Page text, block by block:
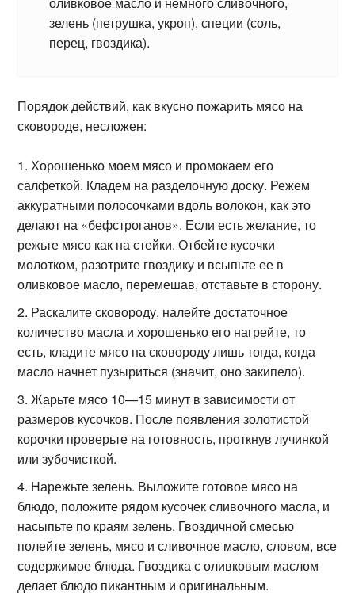
зелень (петрушка, укроп), специи (соль,
перец, гвоздика).
Порядок действий, как вкусно пожарить мясо на
сковороде, несложен:
Хорошенько моем мясо и промокаем его
салфеткой. Кладем на разделочную доску. Режем
аккуратными полосочками вдоль волокон, как это
делают на «бефстроганов». Если есть желание, то
режьте мясо как на стейки. Отбейте кусочки
молотком, разотрите гвоздику и всыпьте ее в
оливковое масло, перемешав, отставьте в сторону.
Раскалите сковороду, налейте достаточное
количество масла и хорошенько его нагрейте, то
есть, кладите мясо на сковороду лишь тогда, когда
масло начнет пузыриться (значит, оно закипело).
Жарьте мясо 10—15 минут в зависимости от
размеров кусочков. После появления золотистой
корочки проверьте на готовность, проткнув лучинкой
или зубочисткой.
Нарежьте зелень. Выложите готовое мясо на
блюдо, положите рядом кусочек сливочного масла, и
насыпьте по краям зелень. Гвоздичной смесью
полейте зелень, мясо и сливочное масло, словом, все
содержимое блюда. Гвоздика с оливковым маслом
делает блюдо пикантным и оригинальным.